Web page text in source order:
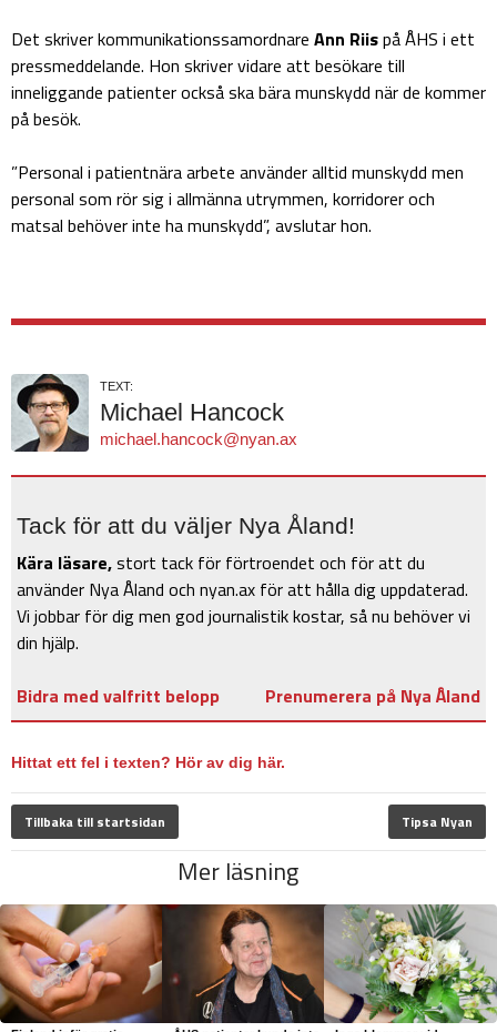
Det skriver kommunikationssamordnare Ann Riispå ÅHS i ett
pressmeddelande. Hon skriver vidare att besökare till
inneliggande patienter också ska bära munskydd när de kommer
på besök.
”Personal i patientnära arbete använder alltid munskydd men
personal som rör sig i allmänna utrymmen, korridorer och
matsal behöver inte ha munskydd”, avslutar hon.
TEXT:
Michael Hancock
michael.hancock@nyan.ax
Tack för att du väljer Nya Åland!
Kära läsare,stort tack för förtroendet och för att du
använder Nya Åland och nyan.ax för att hålla dig uppdaterad.
Vi jobbar för dig men god journalistik kostar, så nu behöver vi
din hjälp.
Bidra med valfritt belopp
Prenumerera på Nya Åland
Hittat ett fel i texten? Hör av dig här.
Tillbaka till startsidan Tipsa Nyan
Mer läsning